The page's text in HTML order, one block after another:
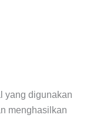
yang digunakan
menghasilkan